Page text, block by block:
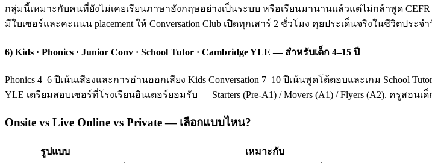
กลุ่มนี้เหมาะกับคนที่ยังไม่เคยเรียนภาษาอังกฤษอย่างเป็นระบบ หรือเรียนมานานแล้วแต่ไม่กล้าพูด
มีใบเซอร์และคะแนน placement ให้ Conversation Club เปิดทุกเสาร์ 2 ชั่วโมง คุยประเด็นจริงในชีวิตประ
6) Kids · Phonics · Junior Conv · School Tutor · Cambridge YLE — สำหรับเด็ก 4–15 ปี
Phonics 4–6 ปีเน้นเสียงและการอ่านออกเสียง Kids Conversation 7–10 ปีเน้นพูดโต้ตอบและเกม School
YLE เตรียมสอบเซอร์ที่โรงเรียนอินเตอร์ยอมรับ — Starters (Pre-A1) / Movers (A1) / Flyers (A2). ครูสอ
Onsite vs Live Online vs Private — เลือกแบบไหน?
รูปแบบ เหมาะกับ